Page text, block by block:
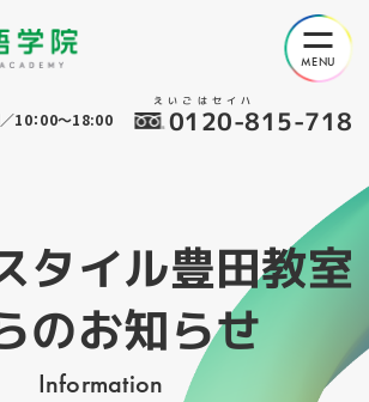
えいごはセイハ
0120-815-718
10：00～18:00
タイル豊田教室
のお知らせ
Information